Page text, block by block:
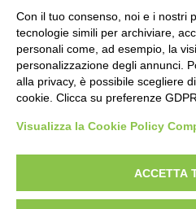
Scheda foto
Anonimo , S. Mamiliano - Porta
particolare
diritto d’autore, legge 22 aprile 1941 n.
dei fotografi che hanno realizzato le
Con il tuo consenso, noi e i nostri
tecnologie simili per archiviare,
personali come, ad esempio, la
personalizzazione degli annunci.
alla privacy, è possibile scegliere
cookie. Clicca su preferenze
Visualizza la Cookie Policy
ACCETTA